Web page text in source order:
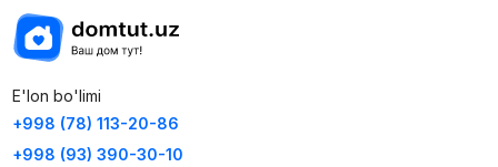
E'lon bo'limi
+998 (78) 113-20-86
+998 (93) 390-30-10